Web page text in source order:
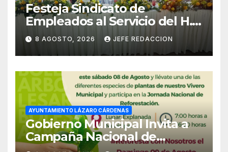
Festeja Sindicato de
Empleados al Servicio del H.
Ayuntamiento de LZC Día del
Empleado Municipal
8 AGOSTO, 2026 JEFE REDACCION
AYUNTAMIENTO LÁZARO CÁRDENAS
Gobierno Municipal Invita a
Campaña Nacional de
Reforestación